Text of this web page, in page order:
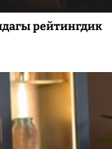
рейтингдик